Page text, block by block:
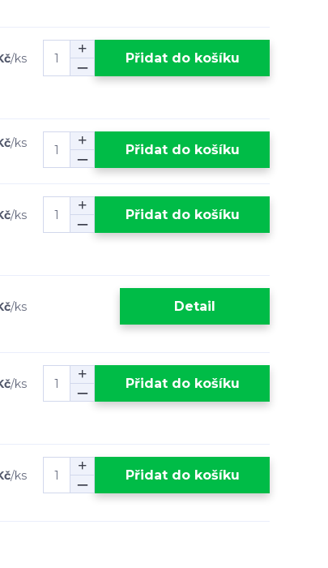
/ks Přidat do košíku
/ks Přidat do košíku
/ks Přidat do košíku
/ks Detail
/ks Přidat do košíku
/ks Přidat do košíku